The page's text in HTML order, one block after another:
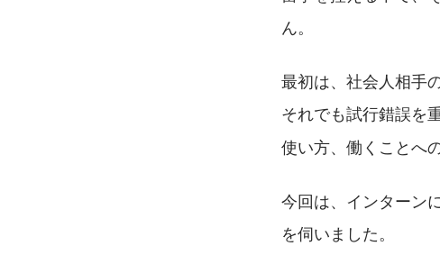
ん。
最初は、社会人相手
それでも試行錯誤を
使い方、働くことへ
今回は、インターン
を伺いました。